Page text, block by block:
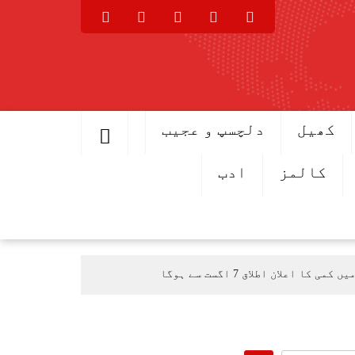
کھیل دلچسپ و عجیب
کالمز ادب
اطلاق 7 اگست سے ہوگا